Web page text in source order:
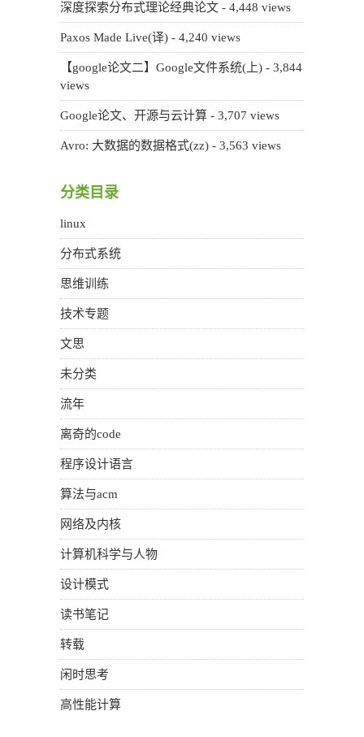
深度探索分布式理论经典论文 - 4,448 views
Paxos Made Live(译) - 4,240 views
【google论文二】Google文件系统(上) - 3,844
views
Google论文、开源与云计算 - 3,707 views
Avro: 大数据的数据格式(zz) - 3,563 views
分类目录
linux
分布式系统
思维训练
技术专题
文思
未分类
流年
离奇的code
程序设计语言
算法与acm
网络及内核
计算机科学与人物
设计模式
读书笔记
转载
闲时思考
高性能计算